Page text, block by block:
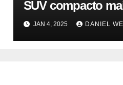
SUV compacto
barato que Argo
zero quilômetro
JAN 4, 2025 DANIEL